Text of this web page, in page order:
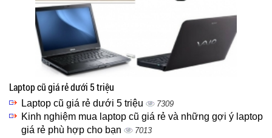
Laptop cũ giá rẻ dưới 5 triệu
Laptop cũ giá rẻ dưới 5 triệu 7309
Kinh nghiệm mua laptop cũ giá rẻ và những gợi ý laptop
giá rẻ phù hợp cho bạn
7013